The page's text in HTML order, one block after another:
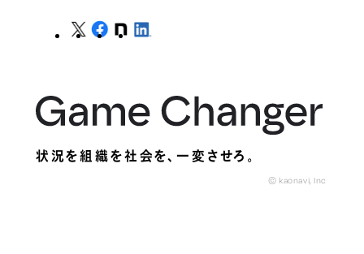
状況を組織を社会を、一変させろ。
© kaonavi, Inc